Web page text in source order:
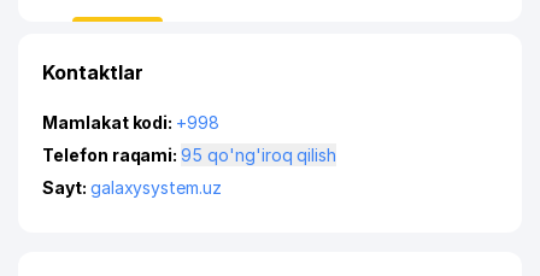
Kontaktlar
Mamlakat kodi: +998
Telefon raqami:
95 qo'ng'iroq qilish
Sayt: galaxysystem.uz